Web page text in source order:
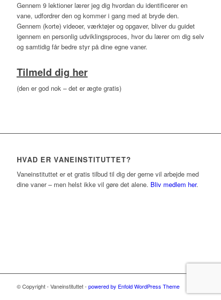
Gennem 9 lektioner lærer jeg dig hvordan du identificerer en
vane, udfordrer den og kommer i gang med at bryde den.
Gennem (korte) videoer, værktøjer og opgaver, bliver du guidet
igennem en personlig udviklingsproces, hvor du lærer om dig selv
og samtidig får bedre styr på dine egne vaner.
Tilmeld dig her
(den er god nok – det er ægte gratis)
HVAD ER VANEINSTITUTTET?
Vaneinstituttet er et gratis tilbud til dig der gerne vil arbejde med
dine vaner – men helst ikke vil gøre det alene. Bliv medlem her.
© Copyright - Vaneinstituttet - powered by Enfold WordPress Theme